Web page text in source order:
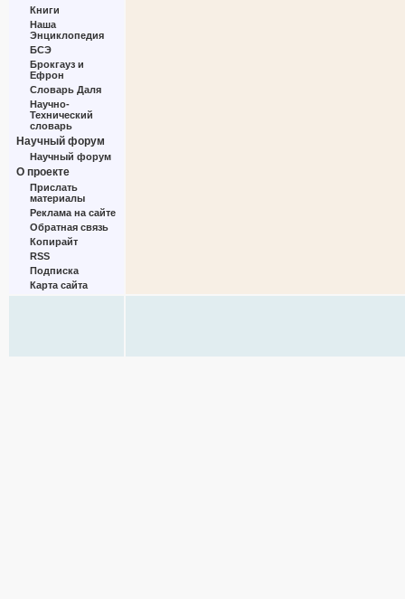
Книги
Наша
Энциклопедия
БСЭ
Брокгауз и
Ефрон
Словарь Даля
Научно-
Технический
словарь
Научный форум
Научный форум
О проекте
Прислать
материалы
Реклама на сайте
Обратная связь
Копирайт
RSS
Подписка
Карта сайта